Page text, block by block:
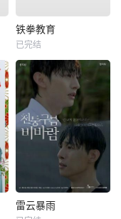
铁拳教育
已完结
雷云暴雨